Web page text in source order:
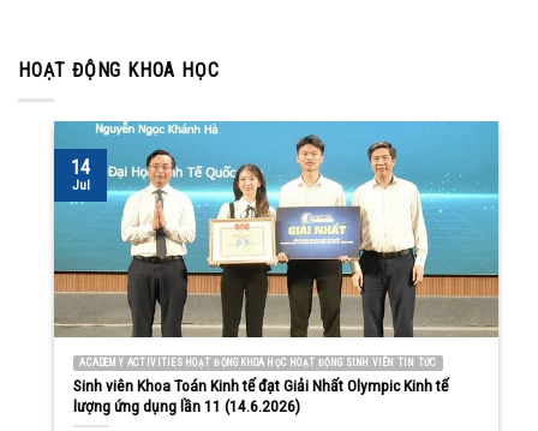
HOẠT ĐỘNG KHOA HỌC
ACADEMY ACTIVITIES HOẠT ĐỘNG KHOA HỌC HOẠT ĐỘNG SINH VIÊN TIN TỨC
Sinh viên Khoa Toán Kinh tế đạt Giải Nhất Olympic Kinh tế
lượng ứng dụng lần 11 (14.6.2026)
14
Jul